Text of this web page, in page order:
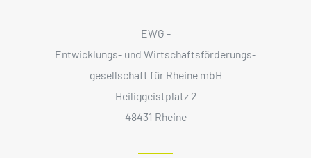
EWG -
Entwicklungs- und Wirtschaftsförderungs­
gesellschaft für Rheine mbH
Heiliggeistplatz 2
48431 Rheine